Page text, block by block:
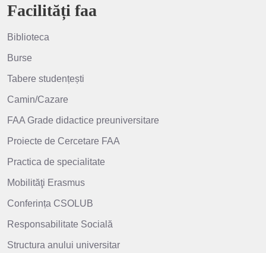
Facilități faa
Biblioteca
Burse
Tabere studențești
Camin/Cazare
FAA Grade didactice preuniversitare
Proiecte de Cercetare FAA
Practica de specialitate
Mobilităţi Erasmus
Conferința CSOLUB
Responsabilitate Socială
Structura anului universitar